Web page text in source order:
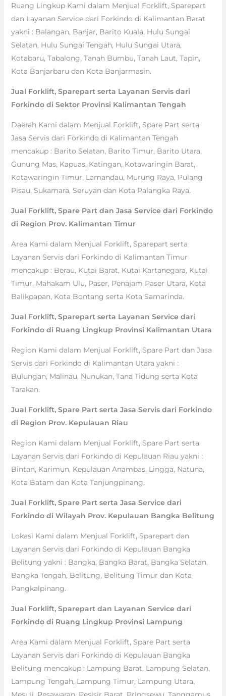
Ruang Lingkup Kami dalam Menjual Forklift, Sparepart
dan Layanan Service dari Forkindo di Kalimantan Barat
yakni : Balangan, Banjar, Barito Kuala, Hulu Sungai
Selatan, Hulu Sungai Tengah, Hulu Sungai Utara,
Kotabaru, Tabalong, Tanah Bumbu, Tanah Laut, Tapin,
Kota Banjarbaru dan Kota Banjarmasin.
Jual Forklift, Sparepart serta Layanan Servis dari
Forkindo di Sektor Provinsi Kalimantan Tengah
Daerah Kami dalam Menjual Forklift, Spare Part serta
Jasa Servis dari Forkindo di Kalimantan Tengah
mencakup : Barito Selatan, Barito Timur, Barito Utara,
Gunung Mas, Kapuas, Katingan, Kotawaringin Barat,
Kotawaringin Timur, Lamandau, Murung Raya, Pulang
Pisau, Sukamara, Seruyan dan Kota Palangka Raya.
Jual Forklift, Spare Part dan Jasa Service dari Forkindo
di Region Prov. Kalimantan Timur
Area Kami dalam Menjual Forklift, Sparepart serta
Layanan Servis dari Forkindo di Kalimantan Timur
mencakup : Berau, Kutai Barat, Kutai Kartanegara, Kutai
Timur, Mahakam Ulu, Paser, Penajam Paser Utara, Kota
Balikpapan, Kota Bontang serta Kota Samarinda.
Jual Forklift, Sparepart serta Layanan Service dari
Forkindo di Ruang Lingkup Provinsi Kalimantan Utara
Region Kami dalam Menjual Forklift, Spare Part dan Jasa
Servis dari Forkindo di Kalimantan Utara yakni :
Bulungan, Malinau, Nunukan, Tana Tidung serta Kota
Tarakan.
Jual Forklift, Spare Part serta Jasa Servis dari Forkindo
di Region Prov. Kepulauan Riau
Region Kami dalam Menjual Forklift, Spare Part serta
Layanan Servis dari Forkindo di Kepulauan Riau yakni :
Bintan, Karimun, Kepulauan Anambas, Lingga, Natuna,
Kota Batam dan Kota Tanjungpinang.
Jual Forklift, Spare Part serta Jasa Service dari
Forkindo di Wilayah Prov. Kepulauan Bangka Belitung
Lokasi Kami dalam Menjual Forklift, Sparepart dan
Layanan Servis dari Forkindo di Kepulauan Bangka
Belitung yakni : Bangka, Bangka Barat, Bangka Selatan,
Bangka Tengah, Belitung, Belitung Timur dan Kota
Pangkalpinang.
Jual Forklift, Sparepart dan Layanan Service dari
Forkindo di Ruang Lingkup Provinsi Lampung
Area Kami dalam Menjual Forklift, Spare Part serta
Layanan Servis dari Forkindo di Kepulauan Bangka
Belitung mencakup : Lampung Barat, Lampung Selatan,
Lampung Tengah, Lampung Timur, Lampung Utara,